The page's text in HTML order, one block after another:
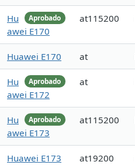
Aprobado
Hu
awei E170
at115200
Huawei E170 at
Aprobado
Hu
awei E172
at
Aprobado
Hu
awei E173
at115200
Huawei E173 at19200